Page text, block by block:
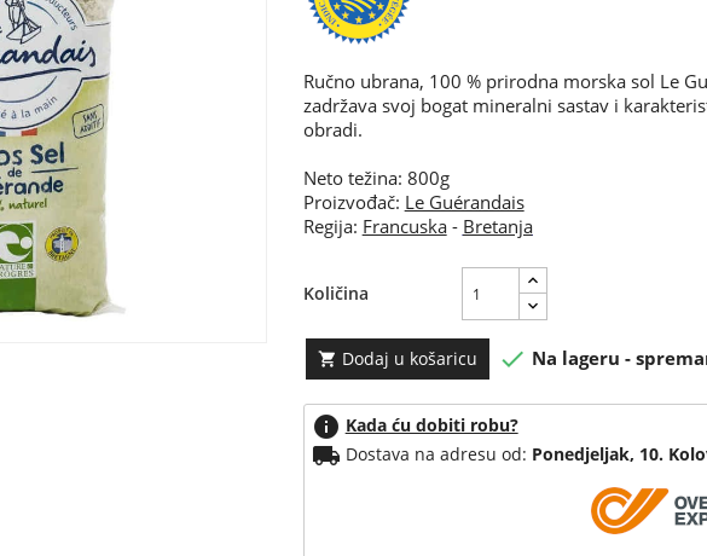
Ručno ubrana, 100 % prirodna morska sol Le
zadržava svoj bogat mineralni sastav i
obradi.
Neto težina: 800g
Proizvođač: Le Guérandais
Regija: Francuska- Bretanja
Količina
 Dodaj u košaricu  Na lageru -
info Kada ću dobiti robu?
local_shipping Dostava na adresu od: Ponedjeljak, 10.